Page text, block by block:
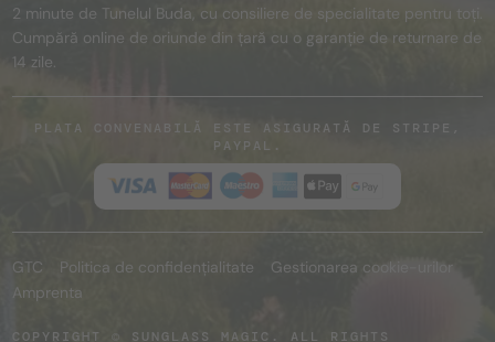
2 minute de Tunelul Buda, cu consiliere de specialitate pentru toți.
Cumpără online de oriunde din țară cu o garanție de returnare de
14 zile.
PLATA CONVENABILĂ ESTE ASIGURATĂ DE STRIPE,
PAYPAL.
GTC Politica de confidențialitate
Gestionarea cookie-urilor
Amprenta
COPYRIGHT © SUNGLASS MAGIC. ALL RIGHTS